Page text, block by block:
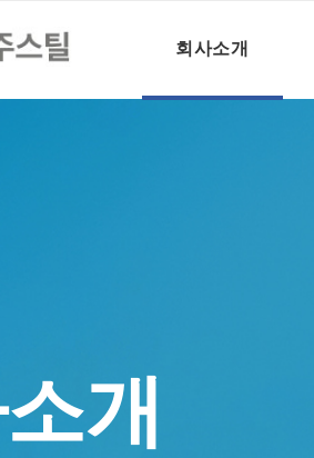
회사소개
시는 길
개